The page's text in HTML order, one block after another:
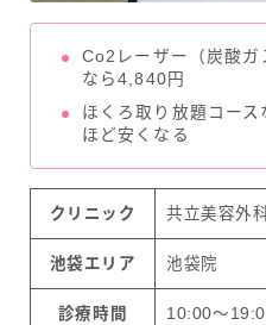
Co2レーザー（炭酸
なら4,840円
ほくろ取り放題コー
ほど安くなる
クリニック 共立美容外
池袋エリア 池袋院
診療時間 10:00～